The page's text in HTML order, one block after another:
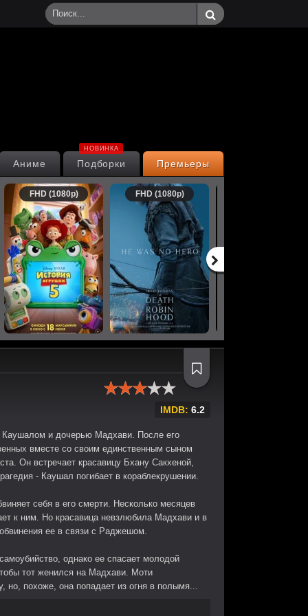
Премьеры
Подборки
НОВИНКА
Аниме
FHD (1080p) FHD (1080p)
IMDB: 6.2
и дочерью Мадхави. После его
вместе со своим единственным сыном
Он встречает красавицу Бхану Сакхеной,
- Каушал погибает в кораблекрушении.
себя в его смерти. Несколько месяцев
к ним. Но красавица невзлюбила Мадхави и в
ее в связи с Раджешом.
однако ее спасает молодой
тот женился на Мадхави. Моти
но, похоже, она попадает из огня в полымя...